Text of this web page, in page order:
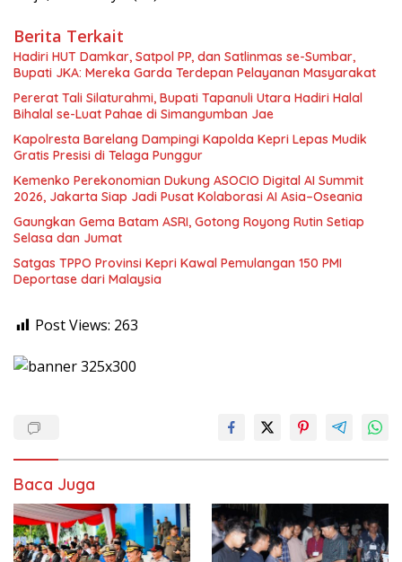
Berita Terkait
Hadiri HUT Damkar, Satpol PP, dan Satlinmas se-Sumbar,
Bupati JKA: Mereka Garda Terdepan Pelayanan Masyarakat
Pererat Tali Silaturahmi, Bupati Tapanuli Utara Hadiri Halal
Bihalal se-Luat Pahae di Simangumban Jae
Kapolresta Barelang Dampingi Kapolda Kepri Lepas Mudik
Gratis Presisi di Telaga Punggur
Kemenko Perekonomian Dukung ASOCIO Digital AI Summit
2026, Jakarta Siap Jadi Pusat Kolaborasi AI Asia–Oseania
Gaungkan Gema Batam ASRI, Gotong Royong Rutin Setiap
Selasa dan Jumat
Satgas TPPO Provinsi Kepri Kawal Pemulangan 150 PMI
Deportase dari Malaysia
Post Views: 263
Baca Juga